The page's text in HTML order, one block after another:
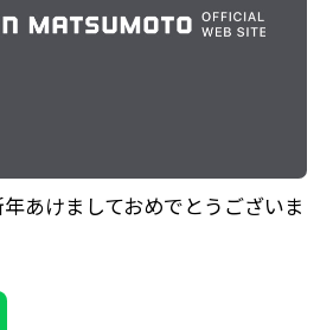
あけましておめでとうございま